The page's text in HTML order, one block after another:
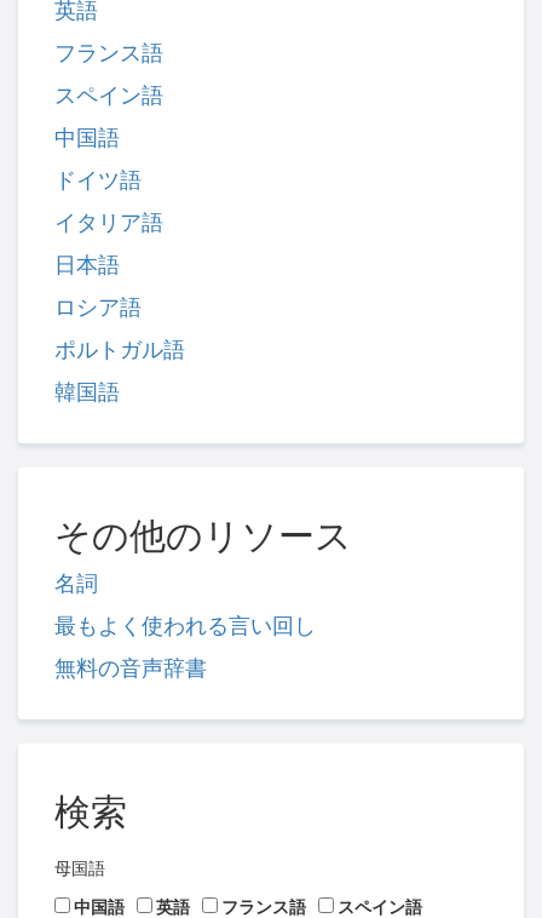
英語
フランス語
スペイン語
中国語
ドイツ語
イタリア語
日本語
ロシア語
ポルトガル語
韓国語
その他のリソース
名詞
最もよく使われる言い回し
無料の音声辞書
検索
母国語
中国語
英語 フランス語
スペイン語